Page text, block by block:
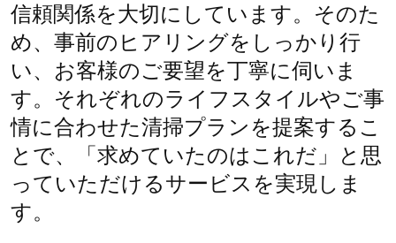
信頼関係を大切にしています。そのた
め、事前のヒアリングをしっかり行
い、お客様のご要望を丁寧に伺いま
す。それぞれのライフスタイルやご事
情に合わせた清掃プランを提案するこ
とで、「求めていたのはこれだ」と思
っていただけるサービスを実現しま
す。